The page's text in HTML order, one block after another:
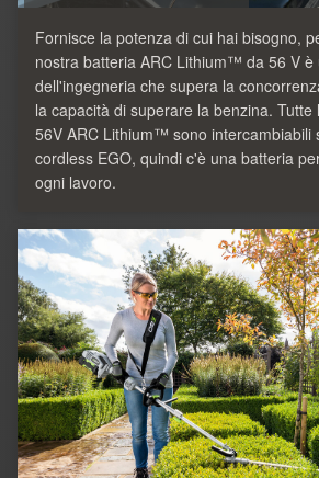
Fornisce la potenza di cui hai bisogno,
nostra batteria ARC Lithium™ da 56 V è
dell'ingegneria che supera la
la capacità di superare la benzina. Tutte
56V ARC Lithium™ sono intercambiabili
cordless EGO, quindi c'è una batteria
ogni lavoro.